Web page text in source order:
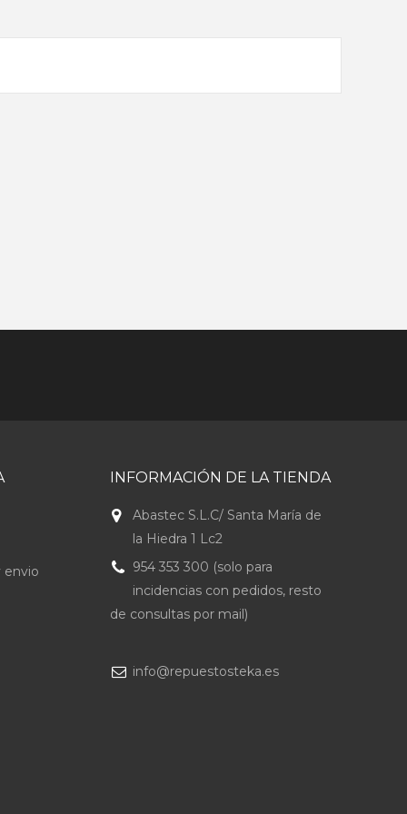
envio
INFORMACIÓN DE LA TIENDA
Abastec S.L.C/ Santa María de
la Hiedra 1 Lc2
954 353 300 (solo para
incidencias con pedidos, resto
de consultas por mail)
info@repuestosteka.es